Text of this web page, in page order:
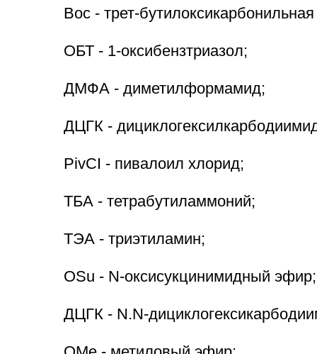
Вос - трет-бутилоксикарбонильная
ОБТ - 1-оксибензтриазол;
ДМФА - диметилформамид;
ДЦГК -
PivCI - пивалоил хлорид;
ТБА - тетрабутиламмоний;
ТЭА - триэтиламин;
OSu - N-оксисукцинимидный эфир;
ДЦГК - N.N-